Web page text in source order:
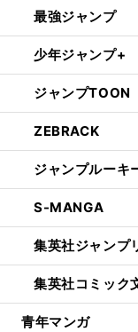
最強ジャンプ
少年ジャンプ+
ジャンプTOON
ZEBRACK
ジャンプルーキ
S-MANGA
集英社ジャンプ
集英社コミック
青年マンガ